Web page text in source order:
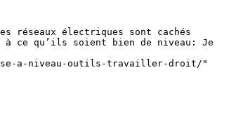
électriques sont cachés
ce qu’ils soient bien de niveau: Je
a-niveau-outils-travailler-droit/"